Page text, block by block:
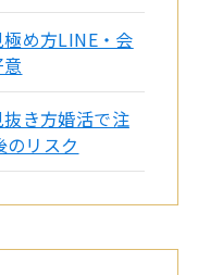
極め方LINE・会
抜き方婚活で注
のリスク